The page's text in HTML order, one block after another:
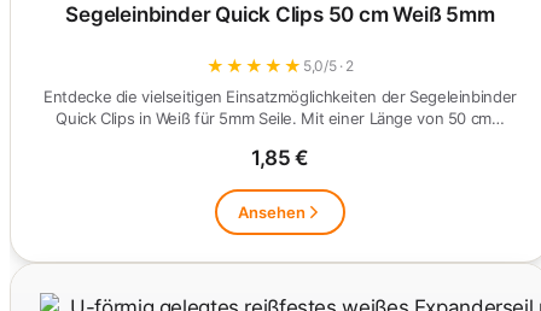
Segeleinbinder Quick Clips 50 cm Weiß 5mm
★ ★ ★ ★ ★ 5,0/5 · 2
Entdecke die vielseitigen Einsatzmöglichkeiten der Segeleinbinder
Quick Clips in Weiß für 5mm Seile. Mit einer Länge von 50 cm…
1,85 €
Ansehen